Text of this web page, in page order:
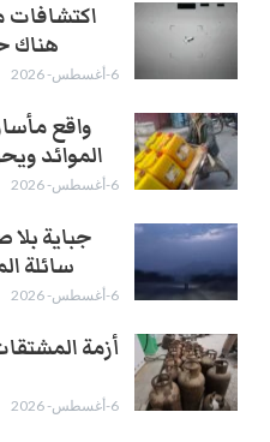
اكتشافات
هناك
6-أغسطس- 2026
واقع
الموائد
6-أغسطس- 2026
جباية
سائلة
6-أغسطس- 2026
أزمة
6-أغسطس- 2026